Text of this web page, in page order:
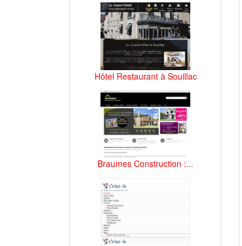
Hôtel Restaurant à Souillac
Braumes Construction :...